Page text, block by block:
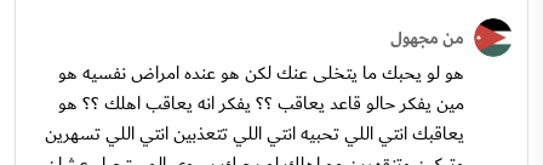
من مجهول
هو لو يحبك ما يتخلى عنك لكن هو عنده امراض نفسيه هو
مين يفكر حالو قاعد يعاقب ؟؟ يفكر انه يعاقب اهلك ؟؟ هو
يعاقبك انتي اللي تحبيه انتي اللي تتعذبين انتي اللي تسهرين